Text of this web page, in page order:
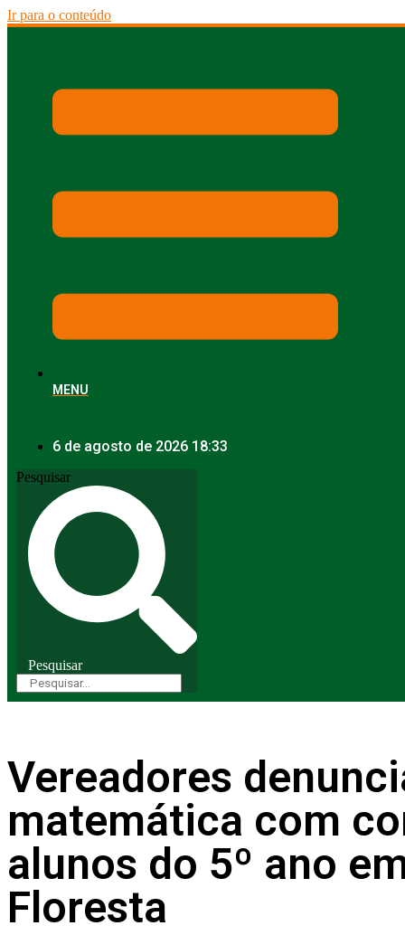
Ir para o conteúdo
MENU
6 de agosto de 2026 18:33
Pesquisar
Pesquisar
Vereadores
matemática com
alunos do 5º ano
Floresta